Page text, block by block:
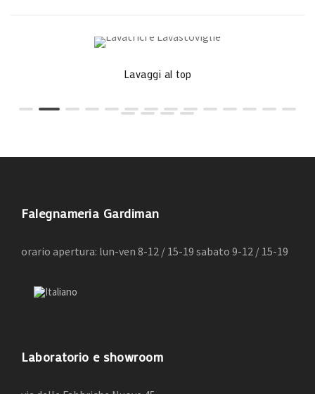
Lavaggi al top
Falegnameria Gardiman
orario apertura: lun-ven 8-12 / 15-19 sabato 9-12 / 15-19
Laboratorio e showroom